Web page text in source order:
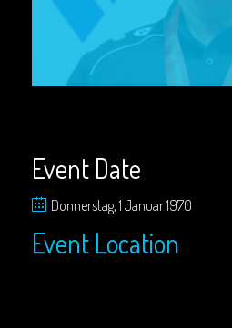
Event Date
Donnerstag, 1 Januar 1970
Event Location